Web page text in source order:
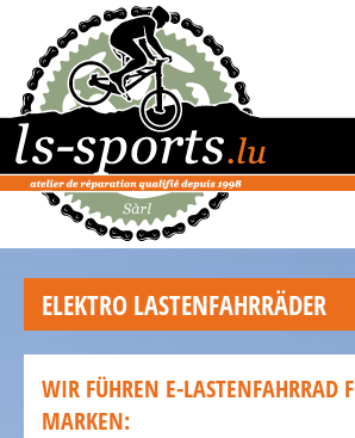
HOME
SONDERANGEBOTE
NEWS
&
EVENTS
FAHRRADVERMIETUNG
KONTAKT
ÖFFNUNGSZEITEN
ÜBER
ELEKTRO LASTENFAHRRÄDER
WIR FÜHREN E-LASTENFAHRRAD
MARKEN: